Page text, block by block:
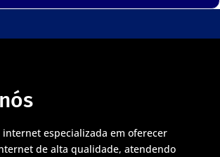
internet especializada em oferecer
de alta qualidade, atendendo